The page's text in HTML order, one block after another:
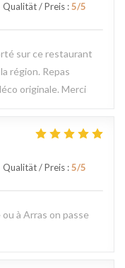
Qualität / Preis :5/5
sur ce restaurant
région. Repas
originale. Merci
Qualität / Preis :5/5
à Arras on passe